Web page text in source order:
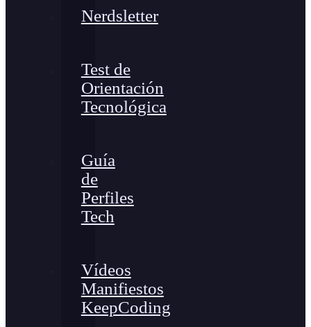
Nerdsletter
Test de
Orientación
Tecnológica
Guía
de
Perfiles
Tech
Vídeos
Manifiestos
KeepCoding